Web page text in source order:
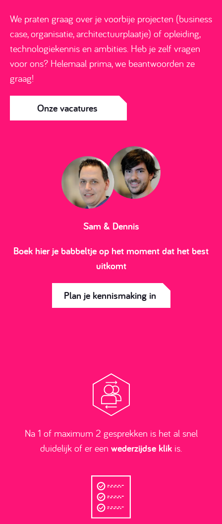
We praten graag over je voorbije projecten (business
case, organisatie, architectuurplaatje) of opleiding,
technologiekennis en ambities. Heb je zelf vragen
voor ons? Helemaal prima, we beantwoorden ze
graag!
Onze vacatures
Sam & Dennis
Boek hier je babbeltje op het moment dat het best
uitkomt
Plan je kennismaking in
Na 1 of maximum 2 gesprekken is het al snel
duidelijk of er een wederzijdse klik is.